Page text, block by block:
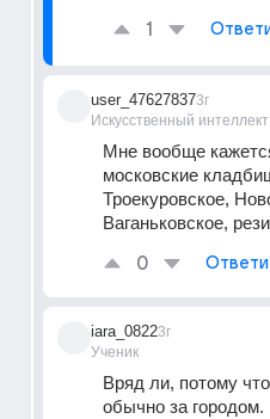
1
user_47627837
Искусственный интеллект
3г
Мне вообще
московские
Троекуровское,
Ваганьковское,
0
iara_0822
Ученик
3г
Вряд ли, потому
обычно за городом.